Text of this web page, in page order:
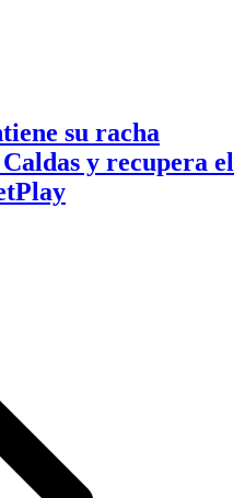
su racha
y recupera el